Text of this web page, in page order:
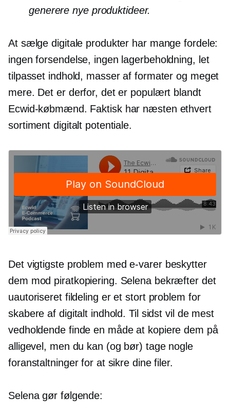
generere nye produktideer.
At sælge digitale produkter har mange fordele:
ingen forsendelse, ingen lagerbeholdning, let
tilpasset indhold, masser af formater og meget
mere. Det er derfor, det er populært blandt
Ecwid-købmænd. Faktisk har næsten ethvert
sortiment digitalt potentiale.
Det vigtigste problem mede-varerbeskytter
dem mod piratkopiering. Selena bekræfter det
uautoriseret fildeling er et stort problem for
skabere af digitalt indhold. Til sidst vil de mest
vedholdende finde en måde at kopiere dem på
alligevel, men du kan (og bør) tage nogle
foranstaltninger for at sikre dine filer.
Selena gør følgende: